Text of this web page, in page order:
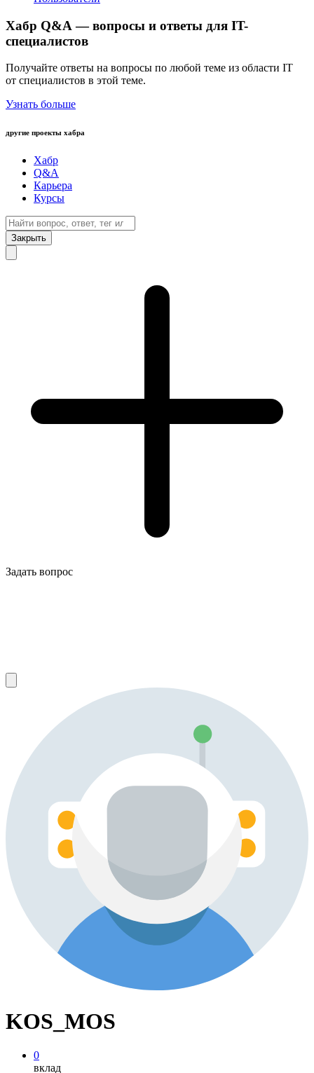
Хабр Q&A — вопросы и ответы для IT-
специалистов
Получайте ответы на вопросы по любой теме из области IT
от специалистов в этой теме.
Узнать больше
другие проекты хабра
Хабр
Q&A
Карьера
Курсы
Закрыть
Задать вопрос
KOS_MOS
0
вклад